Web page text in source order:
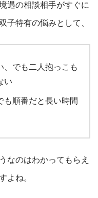
遇の相談相手がすぐに
子特有の悩みとして、
、でも二人抱っこも
い
も順番だと長い時間
なのはわかってもらえ
よね。